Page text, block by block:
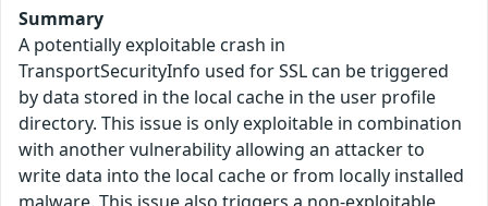
Summary
A potentially exploitable crash in
TransportSecurityInfo used for SSL can be triggered
by data stored in the local cache in the user profile
directory. This issue is only exploitable in combination
with another vulnerability allowing an attacker to
write data into the local cache or from locally installed